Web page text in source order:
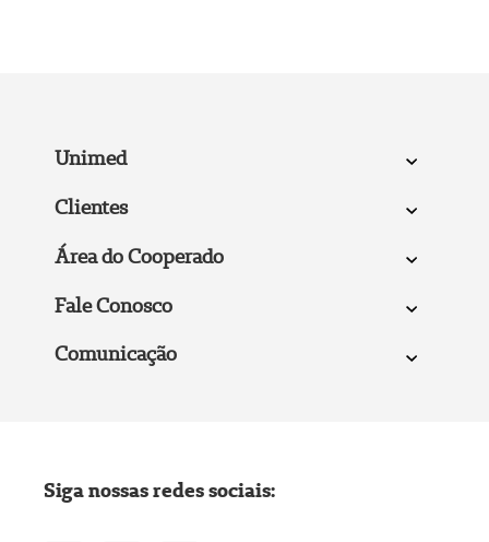
Unimed
Clientes
Área do Cooperado
Fale Conosco
Comunicação
Siga nossas redes sociais: